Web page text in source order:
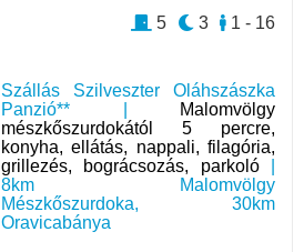
Szállás Szilveszter Oláhszászka
Panzió** |
Malomvölgy
mészkőszurdokától 5 percre,
konyha, ellátás, nappali, filagória,
grillezés, bográcsozás, parkoló|
8km Malomvölgy
Mészkőszurdoka, 30km
Oravicabánya
1 - 16
3
5